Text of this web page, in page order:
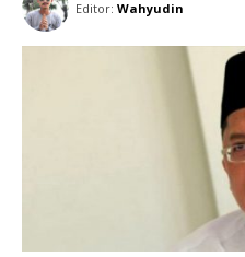
Editor: Wahyudin